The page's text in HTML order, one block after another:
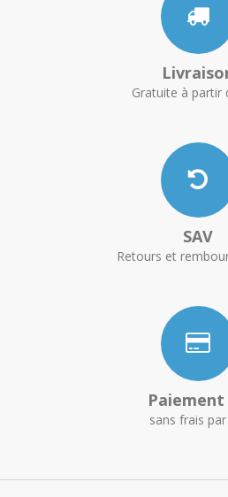
Gratuite à partir
SAV
Retours et
Paiement
sans frais par